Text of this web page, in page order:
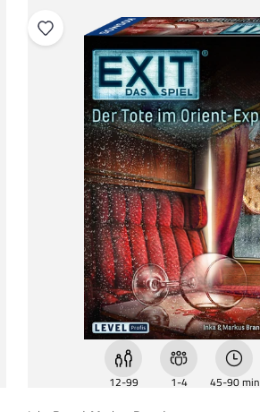
12-99 1-4 45-90 min